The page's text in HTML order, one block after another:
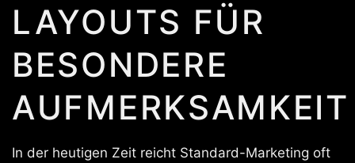
LAYOUTS FÜR
BESONDERE
AUFMERKSAMKEIT
In der heutigen Zeit reicht Standard-Marketing oft